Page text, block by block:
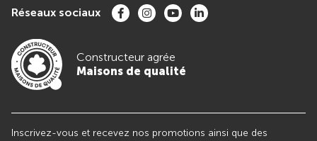
Réseaux sociaux
Constructeur agrée
Maisons de qualité
Inscrivez-vous et recevez nos promotions ainsi que des